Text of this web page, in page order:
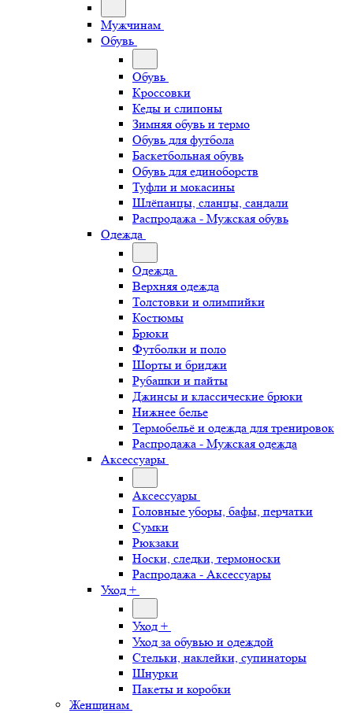
Мужчинам
Обувь
Обувь
Кроссовки
Кеды и слипоны
Зимняя обувь и термо
Обувь для футбола
Баскетбольная обувь
Обувь для единоборств
Туфли и мокасины
Шлёпанцы, сланцы, сандали
Распродажа - Мужская обувь
Одежда
Одежда
Верхняя одежда
Толстовки и олимпийки
Костюмы
Брюки
Футболки и поло
Шорты и бриджи
Рубашки и пайты
Джинсы и классические брюки
Нижнее белье
Термобельё и одежда для тренировок
Распродажа - Мужская одежда
Аксессуары
Аксессуары
Головные уборы, бафы, перчатки
Сумки
Рюкзаки
Носки, следки, термоноски
Распродажа - Аксессуары
Уход +
Уход +
Уход за обувью и одеждой
Стельки, наклейки, супинаторы
Шнурки
Пакеты и коробки
Женщинам